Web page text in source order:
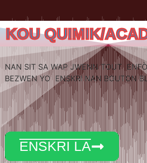
KOU QUIMIK/
NAN SIT SA WAP JWENN TOUT
BEZWEN YO ENSKRI NAN BOUTON
ENSKRI LA